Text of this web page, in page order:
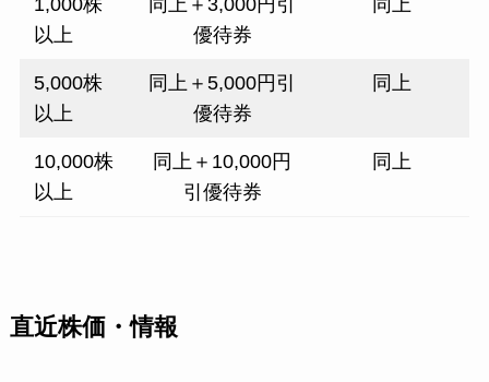
以上
優待券
5,000株
以上
同上＋5,000円引
優待券
同上
10,000株
以上
同上＋10,000円
引優待券
同上
直近株価・情報